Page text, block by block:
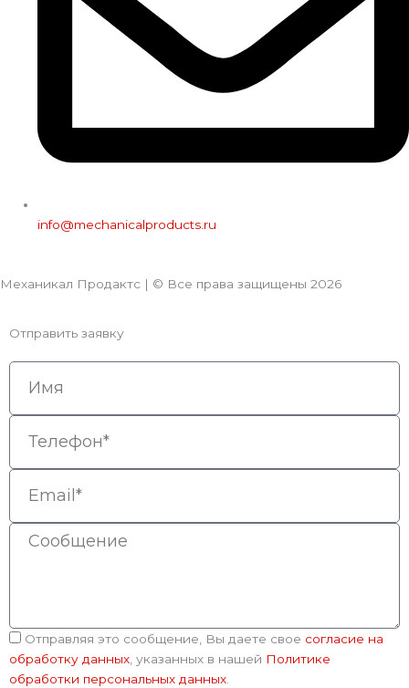
info@mechanicalproducts.ru
Механикал Продактс | © Все права защищены 2026
Отправить заявку
Сообщение
Соглашение
Отправляя это сообщение, Вы даете свое согласие на
обработку данных , указанных в нашей Политике
обработки персональных данных